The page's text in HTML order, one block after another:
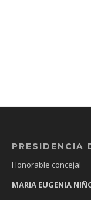
PRESIDENCIA
Honorable concejal
MARIA EUGENIA